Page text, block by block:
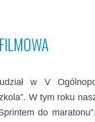
w V
W tym roku
do